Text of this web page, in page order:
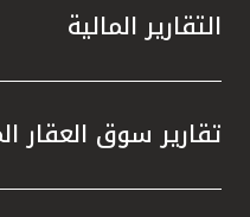
التقارير المالية
تقارير سوق العقار